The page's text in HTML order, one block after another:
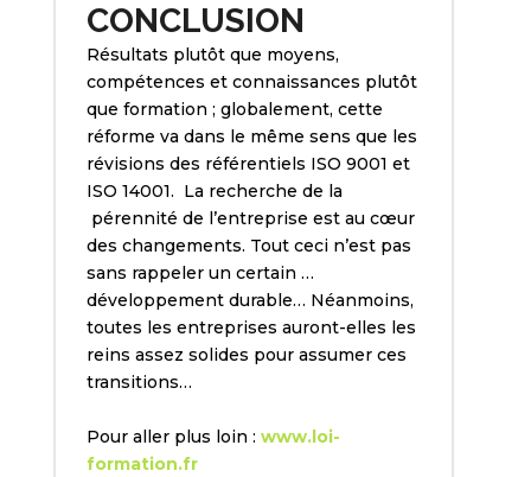
CONCLUSION
Résultats plutôt que moyens,
compétences et connaissances plutôt
que formation ; globalement, cette
réforme va dans le même sens que les
révisions des référentiels ISO 9001 et
ISO 14001. La recherche de la
pérennité de l’entreprise est au cœur
des changements. Tout ceci n’est pas
sans rappeler un certain …
développement durable… Néanmoins,
toutes les entreprises auront-elles les
reins assez solides pour assumer ces
transitions…
Pour aller plus loin : www.loi-
formation.fr